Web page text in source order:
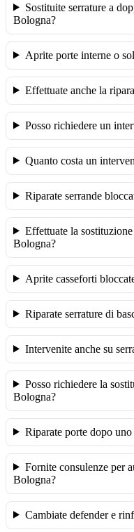
Sostituite serrature a
Bologna?
Aprite porte interne o
Effettuate anche la
Posso richiedere un
Quanto costa un
Riparate serrande
Effettuate la
Bologna?
Aprite casseforti
Riparate serrature di
Intervenite anche su
Posso richiedere la
Bologna?
Riparate porte dopo
Fornite consulenze per
Bologna?
Cambiate defender e